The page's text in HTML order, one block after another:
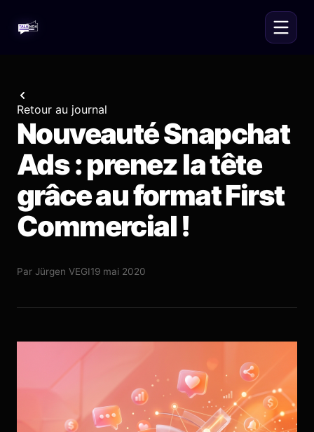
Retour au journal
Nouveauté Snapchat
Ads : prenez la tête
grâce au format First
Commercial !
Par Jürgen VEGI19 mai 2020